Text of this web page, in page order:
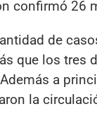
confirmó 26
de
que los tres
a
la